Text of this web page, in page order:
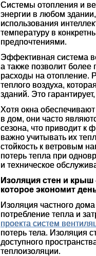
Системы отопления и
энергии в любом
использования
температуру в
предпочтениями.
Эффективная система
а также позволит более
расходы на отопление.
теплого воздуха,
зданий. Это
Хотя окна
в дом, они часто
сезона, что приводит
важно учитывать их
стойкость к ветровым
потерь тепла при
и техническое
Изоляция стен и
которое экономит
Изоляция частного
потребление тепла и
проекта систем
потерь тела. Изоляция
доступного
теплоизоляции.